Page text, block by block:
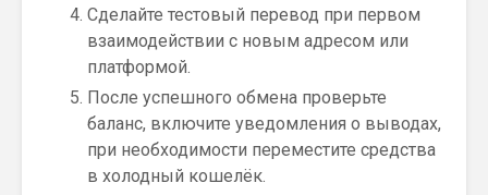
Сделайте тестовый перевод при первом
взаимодействии с новым адресом или
платформой.
После успешного обмена проверьте
баланс, включите уведомления о выводах,
при необходимости переместите средства
в холодный кошелёк.